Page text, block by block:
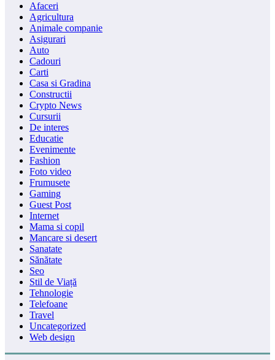
Afaceri
Agricultura
Animale companie
Asigurari
Auto
Cadouri
Carti
Casa si Gradina
Constructii
Crypto News
Cursurii
De interes
Educatie
Evenimente
Fashion
Foto video
Frumusete
Gaming
Guest Post
Internet
Mama si copil
Mancare si desert
Sanatate
Sănătate
Seo
Stil de Viață
Tehnologie
Telefoane
Travel
Uncategorized
Web design